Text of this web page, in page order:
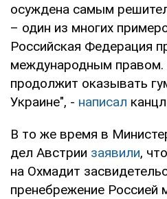
осуждена самым
– один из многих
Российская Федерация
международным правом.
продолжит оказывать
Украине", - написал
В то же время в
дел Австрии заявили,
на Охмадит
пренебрежение Россией